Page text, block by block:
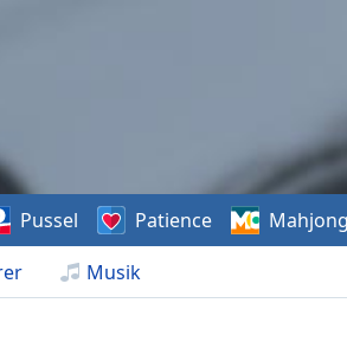
Musik
Pussel Patience Mahjong